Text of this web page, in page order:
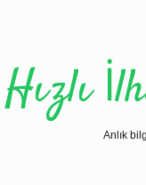
Hızlı
Anlık